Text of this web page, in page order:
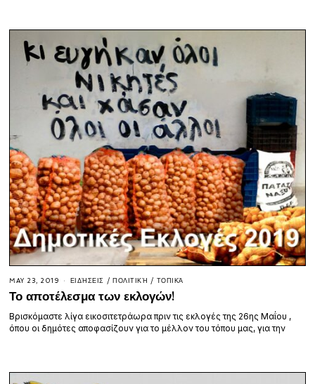
MAY 23, 2019 ΕΙΔΉΣΕΙΣ / ΠΟΛΙΤΙΚΉ / ΤΟΠΙΚΆ
Το αποτέλεσμα των εκλογών!
Βρισκόμαστε λίγα εικοσιτετράωρα πριν τις εκλογές της 26ης Μαΐου ,
όπου οι δημότες αποφασίζουν για το μέλλον του τόπου μας, για την